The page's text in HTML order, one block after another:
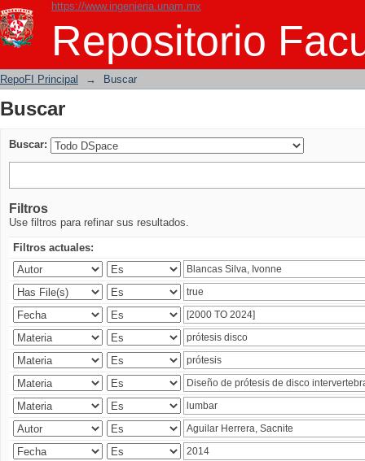
https://www.ingenieria.unam.mx
Repositorio
Buscar
RepoFI Principal → Buscar
Buscar
Buscar:
Filtros
Use filtros para refinar sus resultados.
Filtros actuales: